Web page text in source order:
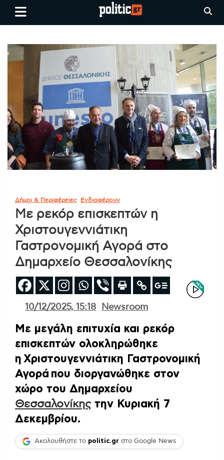
Skip
Ειδήσεις απο τη
Θεσσαλονίκη, την Ελλάδα και
όλο τον Κόσμο
politic.gr
Δήμοι & Περιφέρειες Ενδιαφέρουν
Με ρεκόρ επισκεπτών η
Χριστουγεννιάτικη
Γαστρονομική Αγορά στο
Δημαρχείο Θεσσαλονίκης
10/12/2025, 15:18 Newsroom
Με μεγάλη επιτυχία και ρεκόρ
επισκεπτών ολοκληρώθηκε
η Χριστουγεννιάτικη Γαστρονομική
Αγορά που διοργανώθηκε στον
χώρο του Δημαρχείου
Θεσσαλονίκηςτην Κυριακή 7
Δεκεμβρίου.
Ακολουθήστε το politic.gr στο Google News